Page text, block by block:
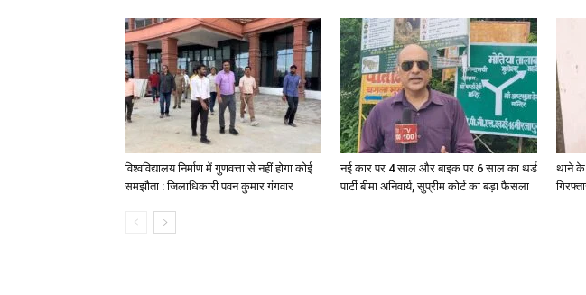
विश्वविद्यालय निर्माण में गुणवत्ता से नहीं होगा कोई
समझौता : जिलाधिकारी पवन कुमार गंगवार
नई कार पर 4 साल और बाइक पर 6 साल का थर्ड
पार्टी बीमा अनिवार्य, सुप्रीम कोर्ट का बड़ा फैसला
थाने के